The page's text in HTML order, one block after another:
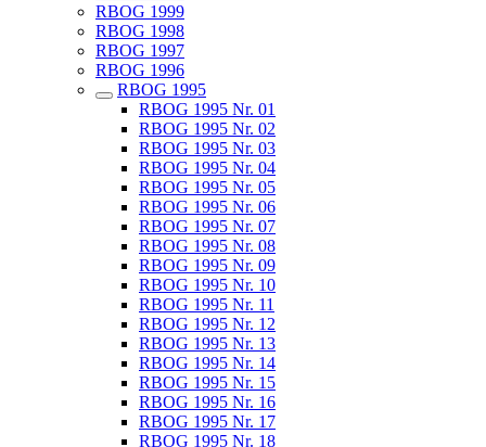
RBOG 1999
RBOG 1998
RBOG 1997
RBOG 1996
RBOG 1995
RBOG 1995 Nr. 01
RBOG 1995 Nr. 02
RBOG 1995 Nr. 03
RBOG 1995 Nr. 04
RBOG 1995 Nr. 05
RBOG 1995 Nr. 06
RBOG 1995 Nr. 07
RBOG 1995 Nr. 08
RBOG 1995 Nr. 09
RBOG 1995 Nr. 10
RBOG 1995 Nr. 11
RBOG 1995 Nr. 12
RBOG 1995 Nr. 13
RBOG 1995 Nr. 14
RBOG 1995 Nr. 15
RBOG 1995 Nr. 16
RBOG 1995 Nr. 17
RBOG 1995 Nr. 18